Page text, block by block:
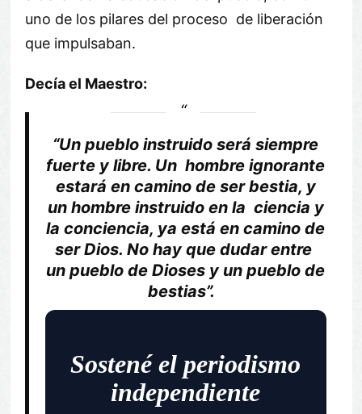
uno de los pilares del proceso de liberación
que impulsaban.
Decía el Maestro:
“Un pueblo instruido será siempre
fuerte y libre. Un hombre ignorante
estará en camino de ser bestia, y
un hombre instruido en la ciencia y
la conciencia, ya está en camino de
ser Dios. No hay que dudar entre
un pueblo de Dioses y un pueblo de
bestias”.
Sostené el periodismo
independiente